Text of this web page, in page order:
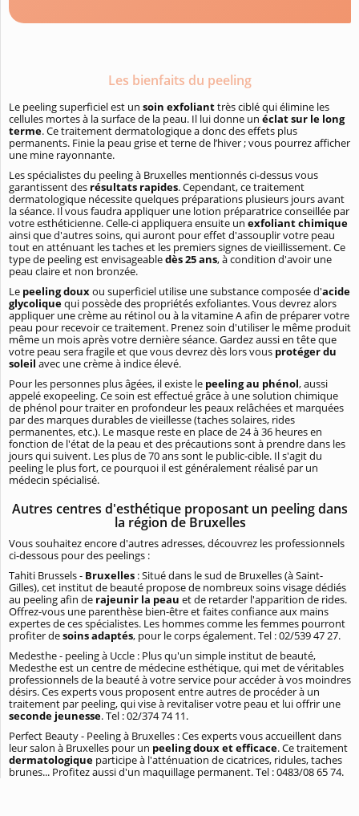
Les bienfaits du peeling
Le peeling superficiel est un soin exfolianttrès ciblé qui élimine les
cellules mortes à la surface de la peau. Il lui donne un éclat sur le long
terme. Ce traitement dermatologique a donc des effets plus
permanents. Finie la peau grise et terne de l’hiver ; vous pourrez afficher
une mine rayonnante.
Les spécialistes du peeling à Bruxelles mentionnés ci-dessus vous
garantissent des résultats rapides. Cependant, ce traitement
dermatologique nécessite quelques préparations plusieurs jours avant
la séance. Il vous faudra appliquer une lotion préparatrice conseillée par
votre esthéticienne. Celle-ci appliquera ensuite un exfoliant chimique
ainsi que d'autres soins, qui auront pour effet d'assouplir votre peau
tout en atténuant les taches et les premiers signes de vieillissement. Ce
type de peeling est envisageabledès 25 ans, à condition d'avoir une
peau claire et non bronzée.
Le peeling douxou superficiel utilise une substance composée d'acide
glycoliquequi possède des propriétés exfoliantes. Vous devrez alors
appliquer une crème au rétinol ou à la vitamine A afin de préparer votre
peau pour recevoir ce traitement. Prenez soin d'utiliser le même produit
même un mois après votre dernière séance. Gardez aussi en tête que
votre peau sera fragile et que vous devrez dès lors vous protéger du
soleil avec une crème à indice élevé.
Pour les personnes plus âgées, il existe le peeling au phénol, aussi
appelé exopeeling. Ce soin est effectué grâce à une solution chimique
de phénol pour traiter en profondeur les peaux relâchées et marquées
par des marques durables de vieillesse (taches solaires, rides
permanentes, etc.). Le masque reste en place de 24 à 36 heures en
fonction de l'état de la peau et des précautions sont à prendre dans les
jours qui suivent. Les plus de 70 ans sont le public-cible. Il s'agit du
peeling le plus fort, ce pourquoi il est généralement réalisé par un
médecin spécialisé.
Autres centres d'esthétique proposant un peeling dans
la région de Bruxelles
Vous souhaitez encore d'autres adresses, découvrez les professionnels
ci-dessous pour des peelings :
Tahiti Brussels - Bruxelles : Situé dans le sud de Bruxelles (à Saint-
Gilles), cet institut de beauté propose de nombreux soins visage dédiés
au peeling afin de rajeunir la peau et de retarder l'apparition de rides.
Offrez-vous une parenthèse bien-être et faites confiance aux mains
expertes de ces spécialistes. Les hommes comme les femmes pourront
profiter desoins adaptés, pour le corps également. Tel : 02/539 47 27.
Medesthe - peeling à Uccle : Plus qu'un simple institut de beauté,
Medesthe est un centre de médecine esthétique, qui met de véritables
professionnels de la beauté à votre service pour accéder à vos moindres
désirs. Ces experts vous proposent entre autres de procéder à un
traitement par peeling, qui vise à revitaliser votre peau et lui offrir une
seconde jeunesse. Tel : 02/374 74 11.
Perfect Beauty - Peeling à Bruxelles : Ces experts vous accueillent dans
leur salon à Bruxelles pour un peeling doux et efficace. Ce traitement
dermatologique participe à l'atténuation de cicatrices, ridules, taches
brunes... Profitez aussi d'un maquillage permanent. Tel : 0483/08 65 74.